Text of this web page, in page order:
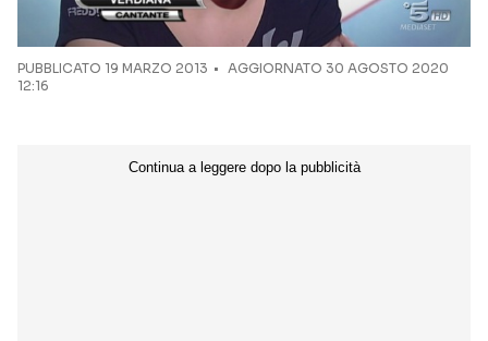
PUBBLICATO 19 MARZO 2013
AGGIORNATO 30 AGOSTO 2020
12:16